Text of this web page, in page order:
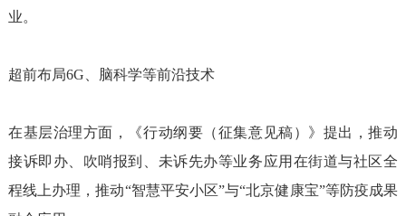
业。
超前布局6G、脑科学等前沿技术
在基层治理方面，《行动纲要（征集意见稿）》提出，推动
接诉即办、吹哨报到、未诉先办等业务应用在街道与社区全
程线上办理，推动“智慧平安小区”与“北京健康宝”等防疫成果